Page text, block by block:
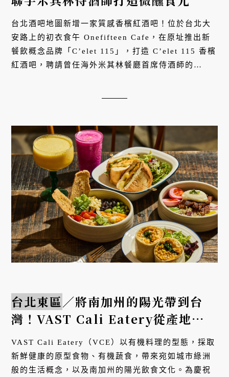
台北酒吧地圖新增一家質感香檳紅酒吧！位於台北大
安路上的初衣食午 Onefifteen Cafe，在原址推出新
餐飲概念品牌「C’elet 115」，打造 C’elet 115 香檳
紅酒吧，聘請曾任海外米其林餐廳首席侍酒師的
台北東區／將南加州的陽光帶到台
灣！VAST Cali Eatery從產地到餐
桌的有機綠洲餐飲
VAST Cali Eatery（VCE）以有機料理的型態，採取
新鮮健康的原型食物、有機蔬食，帶來宛如城市綠洲
般的生活概念，以及南加州的陽光飲食文化。為慶祝